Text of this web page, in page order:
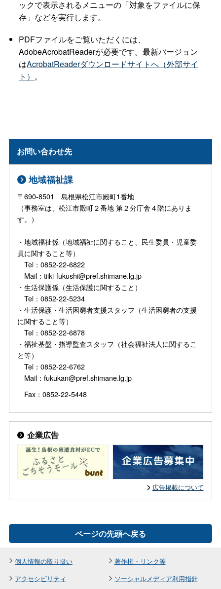
ックで表示されるメニューの「対象をファイルに保
存」などを実行します。
PDFファイルをご覧いただくには、
AdobeAcrobatReaderが必要です。最新バージョン
はAcrobatReaderダウンロードサイトへ（外部サイ
ト） 。
お問い合わせ先
地域福祉課
〒690-8501 島根県松江市殿町1番地
（事務室は、松江市殿町２番地 第２分庁舎４階にありま
す。）
・地域福祉係（地域福祉に関すること、民生委員・児童委
員に関すること等）
Tel：0852-22-6822
Mail：tiiki-fukushi@pref.shimane.lg.jp
・生活保護係（生活保護に関すること）
Tel：0852-22-5234
・生活保護・生活困窮者支援スタッフ（生活困窮者の支援
に関すること等）
Tel：0852-22-6878
・福祉基盤・指導監査スタッフ（社会福祉法人に関するこ
と等）
Tel：0852-22-6762
Mail：fukukan@pref.shimane.lg.jp
Fax：0852-22-5448
企業広告
広告掲載について
ページの先頭へ戻る
個人情報の取り扱い
著作権・リンク等
アクセシビリティ
ソーシャルメディア利用指針